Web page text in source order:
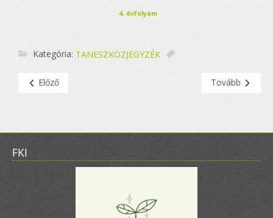
4. évfolyam
Kategória: TANESZKÖZJEGYZÉK
Előző Tovább
FKI